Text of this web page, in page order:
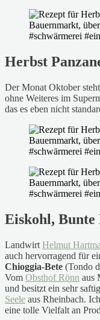
Herbst
Der Monat Oktober
ohne Weiteres im
das es eben nicht
Eiskohl,
Landwirt Helmut
auch hervorragend für
Chioggia-Bete (Tondo
Vom Obsthof Rönn aus
und besitzt ein sehr
Seele aus Rheinbach.
eine tolle Vielfalt an